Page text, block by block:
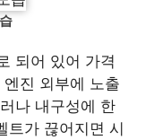
되어 있어 가격
진 외부에 노출
나 내구성에 한
트가 끊어지면 시